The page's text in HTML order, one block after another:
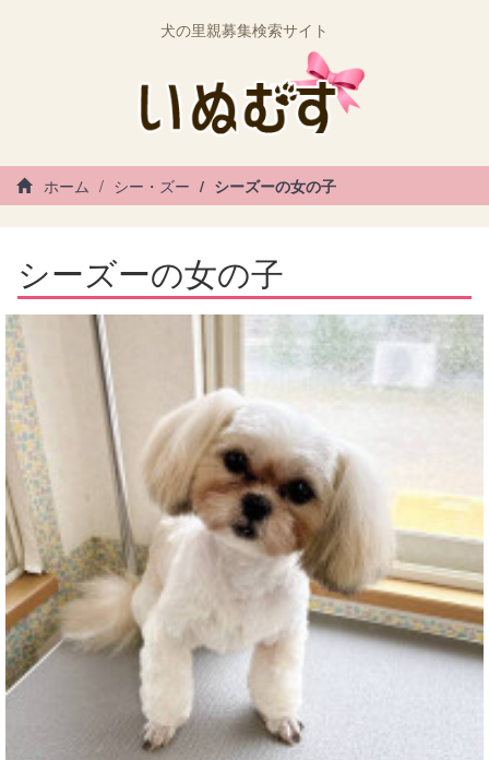
犬の里親募集検索サイト
ホーム シー・ズー シーズーの女の子
シーズーの女の子